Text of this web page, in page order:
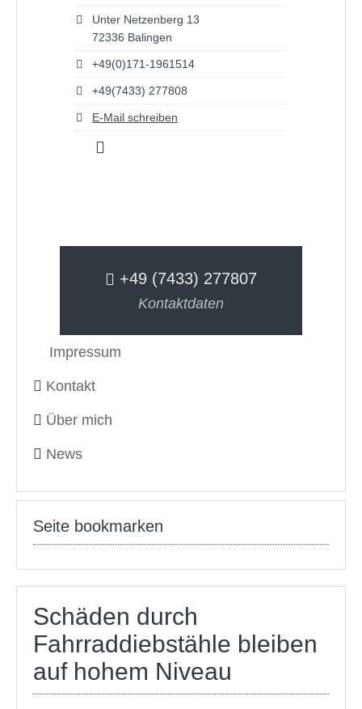
Unter Netzenberg 13
72336 Balingen
+49(0)171-1961514
+49(7433) 277808
E-Mail schreiben
+49 (7433) 277807
Kontaktdaten
Impressum
Kontakt
Über mich
News
Seite bookmarken
Schäden durch
Fahrraddiebstähle bleiben
auf hohem Niveau